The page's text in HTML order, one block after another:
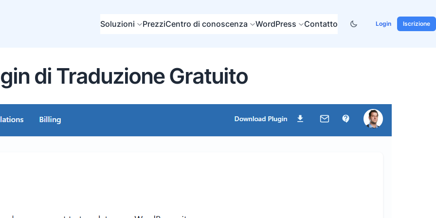
Soluzioni PrezziCentro di conoscenza WordPress Contatto Login Iscrizione
di Traduzione Gratuito